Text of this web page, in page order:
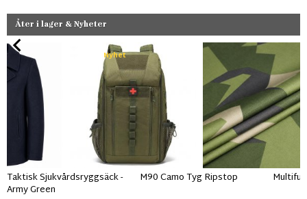
Åter i lager & Nyheter
Nyhet
Taktisk Sjukvårdsryggsäck -
Army Green
M90 Camo Tyg Ripstop